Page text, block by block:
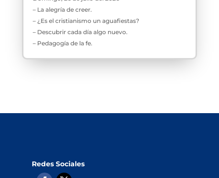
– La alegría de creer.
– ¿Es el cristianismo un aguafiestas?
– Descubrir cada día algo nuevo.
– Pedagogía de la fe.
Redes Sociales